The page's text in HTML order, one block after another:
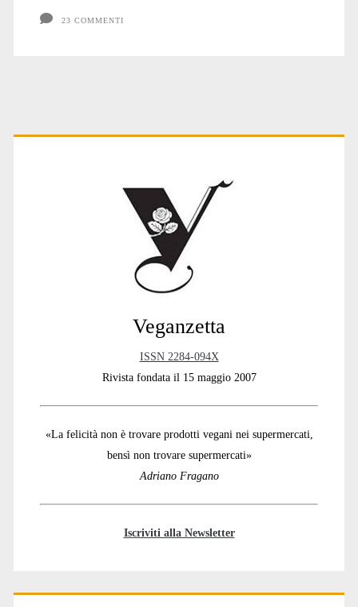
PM
i
23 COMMENTI
Primary
Veganzetta
ISSN 2284-094X
Rivista fondata il 15 maggio 2007
«La felicità non è trovare prodotti vegani nei supermercati,
bensì non trovare supermercati»
Adriano Fragano
Iscriviti alla Newsletter